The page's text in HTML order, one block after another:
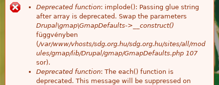
Hibaüzenet
Deprecated function: implode(): Passing glue string
after array is deprecated. Swap the parameters
Drupal\gmap\GmapDefaults->__construct()
függvényben
(/var/www/vhosts/sdg.org.hu/sdg.org.hu/sites/all/mod
ules/gmap/lib/Drupal/gmap/GmapDefaults.php 107
sor).
Deprecated function: The each() function is
deprecated. This message will be suppressed on